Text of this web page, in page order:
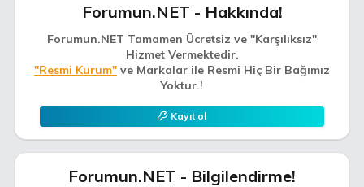
Forumun.NET - Hakkında!
Forumun.NET Tamamen Ücretsiz ve "Karşılıksız"
Hizmet Vermektedir.
"Resmi Kurum" ve Markalar ile Resmi Hiç Bir Bağımız
Yoktur.!
Kayıt ol
Forumun.NET - Bilgilendirme!